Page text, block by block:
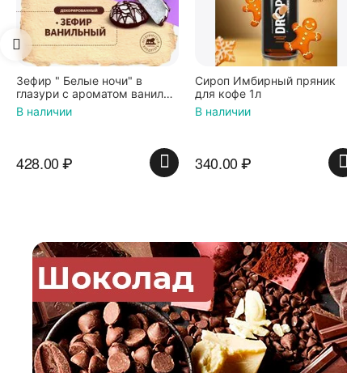
Сироп Имбирный пряник
для кофе 1л
В наличии
340.00
Вафли Голландские с
карамельной
по 36 г ТМ Яшкино
В наличии
439.00